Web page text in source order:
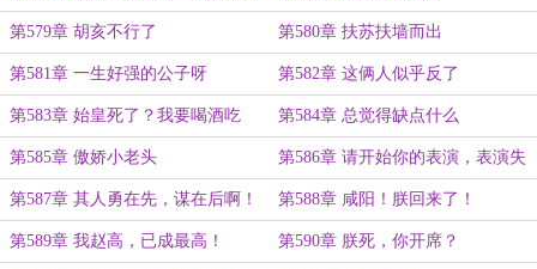
看死透没
第579章 胡亥不行了 第580章 扶苏扶墙而出
第581章 一生好强的公子呀 第582章 这俩人似乎反了
第583章 始皇死了？我要喝酒吃
肉！
第584章 总觉得缺点什么
第585章 傲娇小老头 第586章 请开始你的表演，表演失
败！
第587章 其人勇在先，谋在后啊！ 第588章 咸阳！朕回来了！
第589章 我赵高，已成最高！ 第590章 朕死，你开席？